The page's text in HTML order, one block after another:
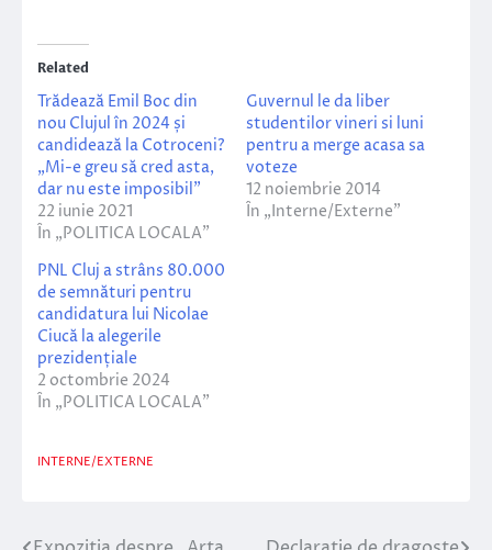
Related
Trădează Emil Boc din
nou Clujul în 2024 și
candidează la Cotroceni?
„Mi-e greu să cred asta,
dar nu este imposibil”
22 iunie 2021
În „POLITICA LOCALA”
Guvernul le da liber
studentilor vineri si luni
pentru a merge acasa sa
voteze
12 noiembrie 2014
În „Interne/Externe”
PNL Cluj a strâns 80.000
de semnături pentru
candidatura lui Nicolae
Ciucă la alegerile
prezidențiale
2 octombrie 2024
În „POLITICA LOCALA”
INTERNE/EXTERNE